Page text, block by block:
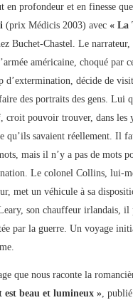
en profondeur et en finesse
(prix Médicis 2003) avec « La
Buchet-Chastel. Le narrateur,
américaine, choqué par
d’extermination, décide de
des portraits des gens. Lui
croit pouvoir trouver, dans les
qu’ils savaient réellement. Il
mais il n’y a pas de mots
Le colonel Collins, lui-
met un véhicule à sa
son chauffeur irlandais, il
par la guerre. Un voyage
que nous raconte la
est beau et lumineux », publié